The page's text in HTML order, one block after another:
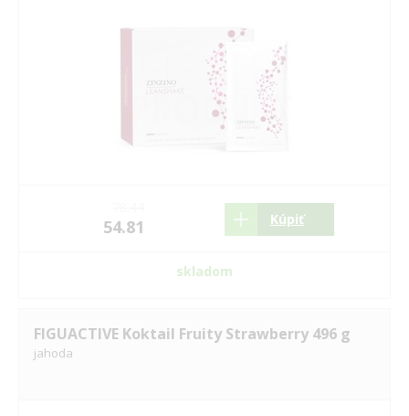
54.81 Kúpiť
skladom
FIGUACTIVE Koktail Fruity Strawberry 496 g
jahoda